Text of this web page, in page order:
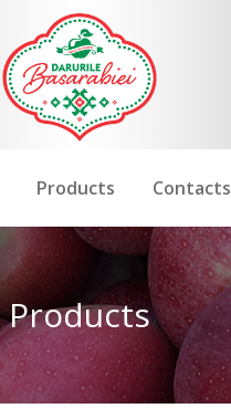
Products Contacts
Products